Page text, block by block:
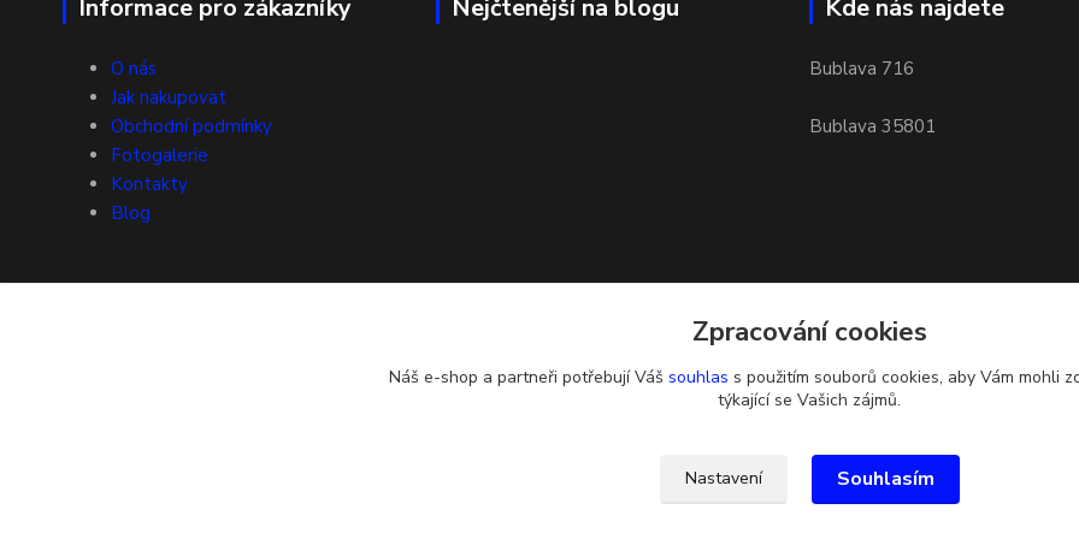
Informace pro zákazníky
O nás
Jak nakupovat
Obchodní podmínky
Fotogalerie
Kontakty
Blog
Nejčtenější na blogu Kde nás najdete
Bublava 716
Bublava 35801
Zpracování cookies
Náš e-shop a partneři potřebují Váš souhlas s použitím souborů cookies, aby Vám mohli
týkající se Vašich zájmů.
Nastavení Souhlasím